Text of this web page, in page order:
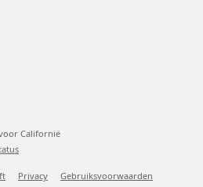
Californië
Privacy Gebruiksvoorwaarden